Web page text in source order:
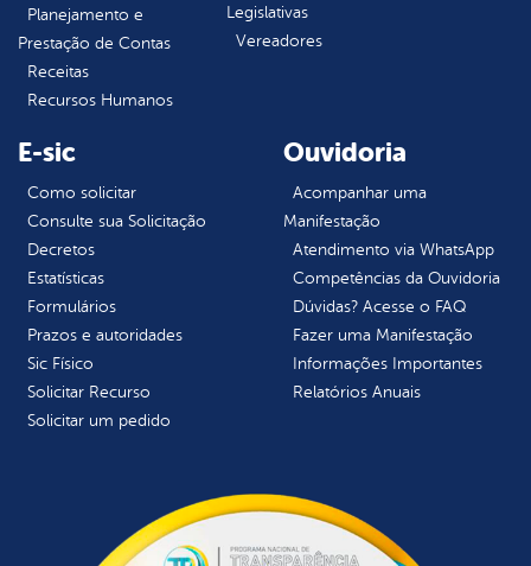
Planejamento e
Prestação de Contas
Receitas
Recursos Humanos
Legislativas
Vereadores
E-sic
Como solicitar
Consulte sua Solicitação
Decretos
Estatísticas
Formulários
Prazos e autoridades
Sic Físico
Solicitar Recurso
Solicitar um pedido
Ouvidoria
Acompanhar uma
Manifestação
Atendimento via WhatsApp
Competências da Ouvidoria
Dúvidas? Acesse o FAQ
Fazer uma Manifestação
Informações Importantes
Relatórios Anuais